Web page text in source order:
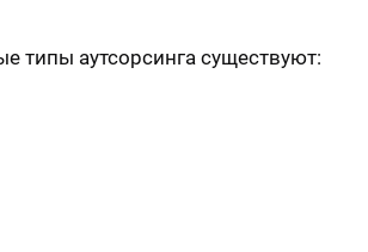
типы аутсорсинга существуют: